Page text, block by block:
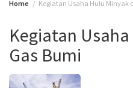
Home Kegiatan Usaha Hulu Minyak
Kegiatan
Gas Bumi